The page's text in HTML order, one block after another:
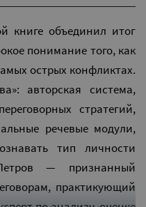
книге объединил итог
понимание того, как
острых конфликтах.
авторская система,
стратегий,
речевые модули,
тип личности
— признанный
практикующий